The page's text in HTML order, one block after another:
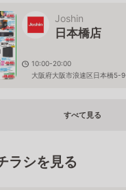
Joshin
日本橋店
10:00-20:00
大阪府大阪市浪速区日本橋5-
すべて見る
ラシを見る